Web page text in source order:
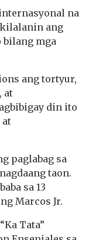
na
kilalanin ang
bilang mga
ang tortyur,
at
din ito
at
paglabag sa
taon.
sa 13
Marcos Jr.
Tata”